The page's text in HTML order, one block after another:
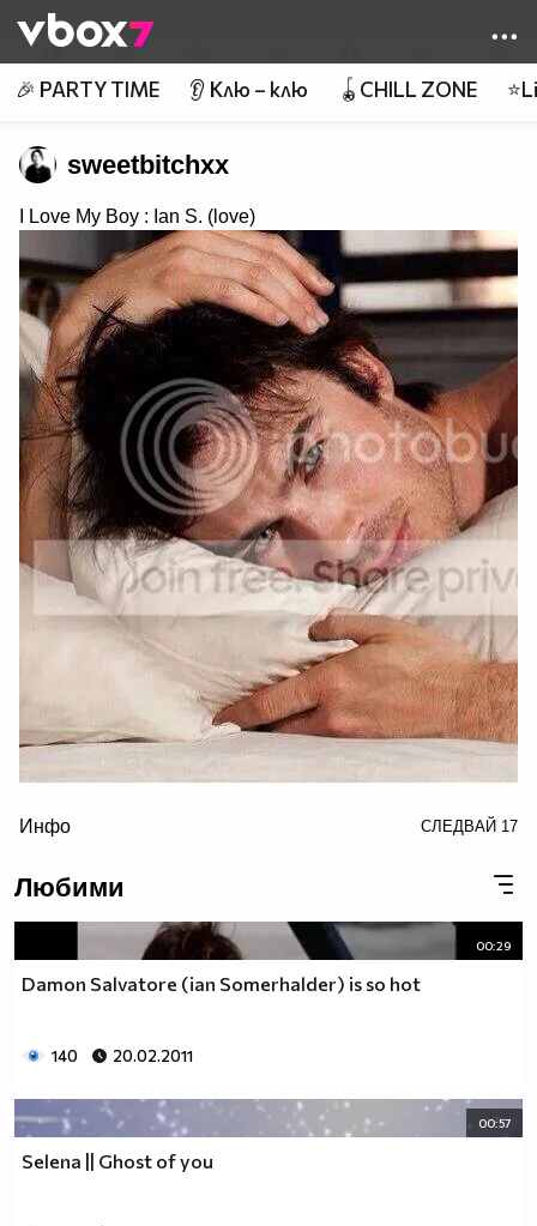
👾
🎉 PARTY TIME 👂 Клю – клю 🪀CHILL ZONE
sweetbitchxx
I Love My Boy : Ian S. (love)
for Butch Hogan 2013
Инфо СЛЕДВАЙ 17
Любими
00:29
Damon Salvatore (ian Somerhalder) is so hot
140 20.02.2011
00:57
Selena || Ghost of you